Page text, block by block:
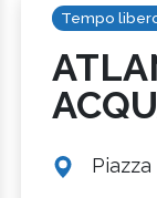
Tempo